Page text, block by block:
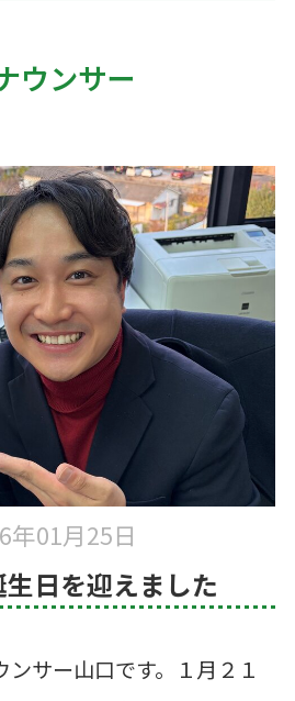
ウンサー
年01月25日
日を迎えました
サー山口です。１月２１